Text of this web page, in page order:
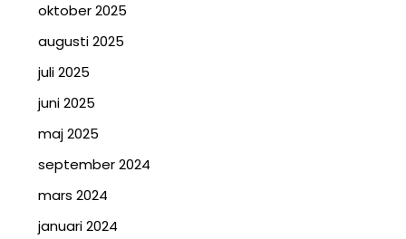
oktober 2025
augusti 2025
juli 2025
juni 2025
maj 2025
september 2024
mars 2024
januari 2024